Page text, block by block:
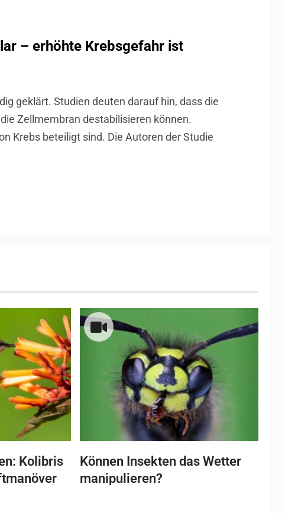
– erhöhte Krebsgefahr ist
geklärt. Studien deuten darauf hin, dass die
Zellmembran destabilisieren können.
Krebs beteiligt sind. Die Autoren der Studie
Kolibris
Können Insekten das Wetter
manipulieren?